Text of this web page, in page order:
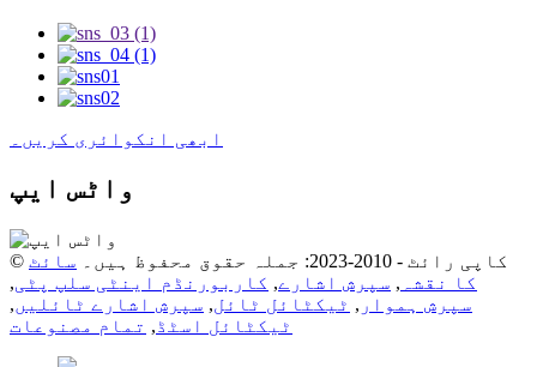
ابھی انکوائری کریں۔
واٹس ایپ
© کاپی رائٹ - 2010-2023: جملہ حقوق محفوظ ہیں۔
سائٹ
کا نقشہ , سپرش اشارے, کاربورنڈم اینٹی سلپ پٹی,
سپرش ہموار , ٹیکٹائل ٹائل, سپرش اشارے ٹائلیں,
ٹیکٹائل اسٹڈ , تمام مصنوعات